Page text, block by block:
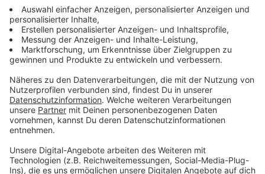
Stattdessen muss der laut AVEA dann verbrannt
werden. Deshalb gibt der Leverkusener Entsorger
jetzt eigene Bio-Müllbeutel heraus – aus 100 %
Recyclingpapier, stabil und eben kompostierbar. Die
neuen 10-Liter-Beutel gibt es im Entsorgungszentrum
am Eisholz in Küppersteg im 10er-Pack für 1,20 €.
Alternativ können Leverkusener ihren Biomüll aber
auch in andere Papier-Müllbeutel oder
unbeschichtetes Zeitungspapier packen.